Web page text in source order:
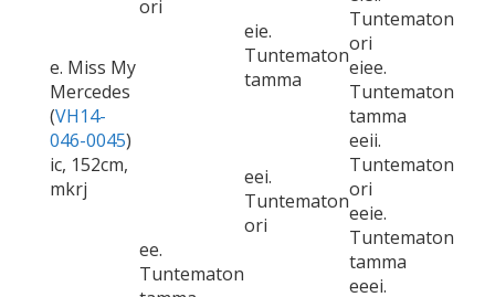
e. Miss My
Mercedes
(VH14-
046-0045)
ic, 152cm,
mkrj
ori
eie.
Tuntematon
tamma
Tuntematon
ori
eiee.
Tuntematon
tamma
ee.
Tuntematon
eei.
Tuntematon
ori
eeii.
Tuntematon
ori
eeie.
Tuntematon
tamma
eeei.